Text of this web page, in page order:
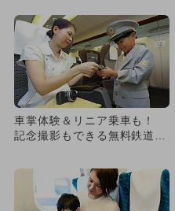
車掌体験＆リニア乗車も！
記念撮影もできる無料鉄道イ